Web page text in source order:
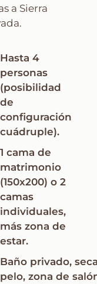
a Sierra
Hasta 4
personas
(posibilidad
de
configuración
cuádruple).
1 cama de
matrimonio
(150x200) o 2
camas
individuales,
más zona de
estar.
Baño privado,
pelo, zona de